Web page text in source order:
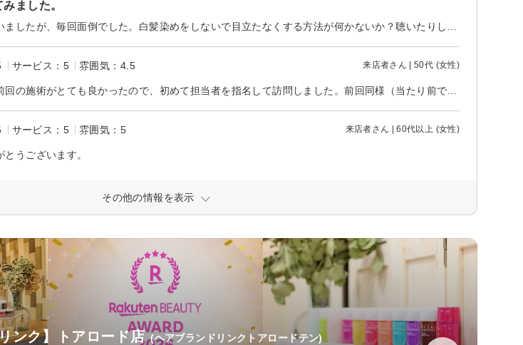
ました。
サービス：5 雰囲気：4.5 来店者さん | 50代 (女性)
サービス：5 雰囲気：5 来店者さん | 60代以上 (女性)
うございます。
その他の情報を表示
ンク】トアロード店 (ヘアブランドリンクトアロードテン)